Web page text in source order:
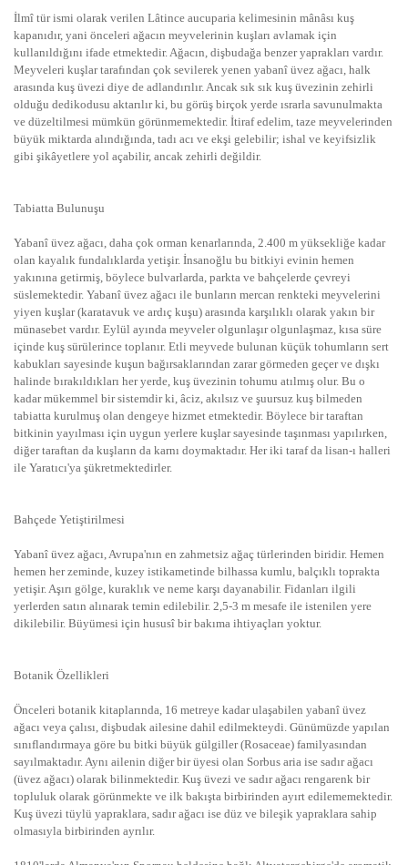
İlmî tür ismi olarak verilen Lâtince aucuparia kelimesinin mânâsı kuş
kapanıdır, yani önceleri ağacın meyvelerinin kuşları avlamak için
kullanıldığını ifade etmektedir. Ağacın, dişbudağa benzer yaprakları vardır.
Meyveleri kuşlar tarafından çok sevilerek yenen yabanî üvez ağacı, halk
arasında kuş üvezi diye de adlandırılır. Ancak sık sık kuş üvezinin zehirli
olduğu dedikodusu aktarılır ki, bu görüş birçok yerde ısrarla savunulmakta
ve düzeltilmesi mümkün görünmemektedir. İtiraf edelim, taze meyvelerinden
büyük miktarda alındığında, tadı acı ve ekşi gelebilir; ishal ve keyifsizlik
gibi şikâyetlere yol açabilir, ancak zehirli değildir.
Tabiatta Bulunuşu
Yabanî üvez ağacı, daha çok orman kenarlarında, 2.400 m yüksekliğe kadar
olan kayalık fundalıklarda yetişir. İnsanoğlu bu bitkiyi evinin hemen
yakınına getirmiş, böylece bulvarlarda, parkta ve bahçelerde çevreyi
süslemektedir. Yabanî üvez ağacı ile bunların mercan renkteki meyvelerini
yiyen kuşlar (karatavuk ve ardıç kuşu) arasında karşılıklı olarak yakın bir
münasebet vardır. Eylül ayında meyveler olgunlaşır olgunlaşmaz, kısa süre
içinde kuş sürülerince toplanır. Etli meyvede bulunan küçük tohumların sert
kabukları sayesinde kuşun bağırsaklarından zarar görmeden geçer ve dışkı
halinde bırakıldıkları her yerde, kuş üvezinin tohumu atılmış olur. Bu o
kadar mükemmel bir sistemdir ki, âciz, akılsız ve şuursuz kuş bilmeden
tabiatta kurulmuş olan dengeye hizmet etmektedir. Böylece bir taraftan
bitkinin yayılması için uygun yerlere kuşlar sayesinde taşınması yapılırken,
diğer taraftan da kuşların da karnı doymaktadır. Her iki taraf da lisan-ı halleri
ile Yaratıcı'ya şükretmektedirler.
Bahçede Yetiştirilmesi
Yabanî üvez ağacı, Avrupa'nın en zahmetsiz ağaç türlerinden biridir. Hemen
hemen her zeminde, kuzey istikametinde bilhassa kumlu, balçıklı toprakta
yetişir. Aşırı gölge, kuraklık ve neme karşı dayanabilir. Fidanları ilgili
yerlerden satın alınarak temin edilebilir. 2,5-3 m mesafe ile istenilen yere
dikilebilir. Büyümesi için hususî bir bakıma ihtiyaçları yoktur.
Botanik Özellikleri
Önceleri botanik kitaplarında, 16 metreye kadar ulaşabilen yabanî üvez
ağacı veya çalısı, dişbudak ailesine dahil edilmekteydi. Günümüzde yapılan
sınıflandırmaya göre bu bitki büyük gülgiller (Rosaceae) familyasından
sayılmaktadır. Aynı ailenin diğer bir üyesi olan Sorbus aria ise sadır ağacı
(üvez ağacı) olarak bilinmektedir. Kuş üvezi ve sadır ağacı rengarenk bir
topluluk olarak görünmekte ve ilk bakışta birbirinden ayırt edilememektedir.
Kuş üvezi tüylü yapraklara, sadır ağacı ise düz ve bileşik yapraklara sahip
olmasıyla birbirinden ayrılır.